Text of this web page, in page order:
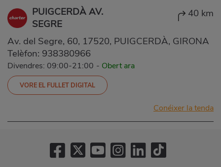
PUIGCERDÀ AV.
SEGRE
40 km
Av. del Segre, 60, 17520, PUIGCERDÀ, GIRONA
Telèfon: 938380966
Divendres: 09:00-21:00 - Obert ara
VORE EL FULLET DIGITAL
Conéixer la tenda